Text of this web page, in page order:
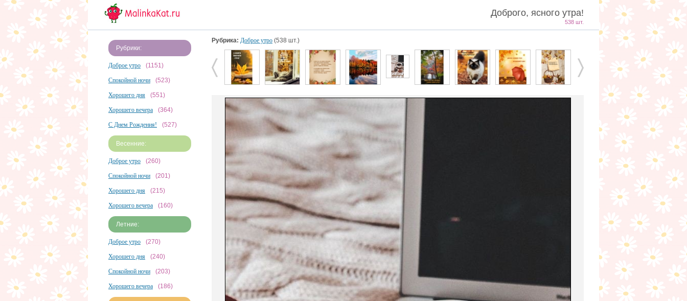
Доброго, ясного утра!
538 шт.
Рубрики:
Доброе утро (1151)
Спокойной ночи (523)
Хорошего дня (551)
Хорошего вечера (364)
С Днем Рождения! (527)
Весенние:
Доброе утро (260)
Спокойной ночи (201)
Хорошего дня (215)
Хорошего вечера (160)
Летние:
Доброе утро (270)
Хорошего дня (240)
Спокойной ночи (203)
Хорошего вечера (186)
Рубрика: Доброе утро (538 шт.)